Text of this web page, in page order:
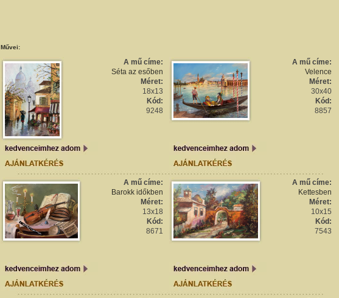
Művei:
A mű címe:
Séta az esőben
Méret:
18x13
Kód:
9248
A mű címe:
Velence
Méret:
30x40
Kód:
8857
A mű címe:
Barokk időkben
Méret:
13x18
Kód:
8671
A mű címe:
Kettesben
Méret:
10x15
Kód:
7543